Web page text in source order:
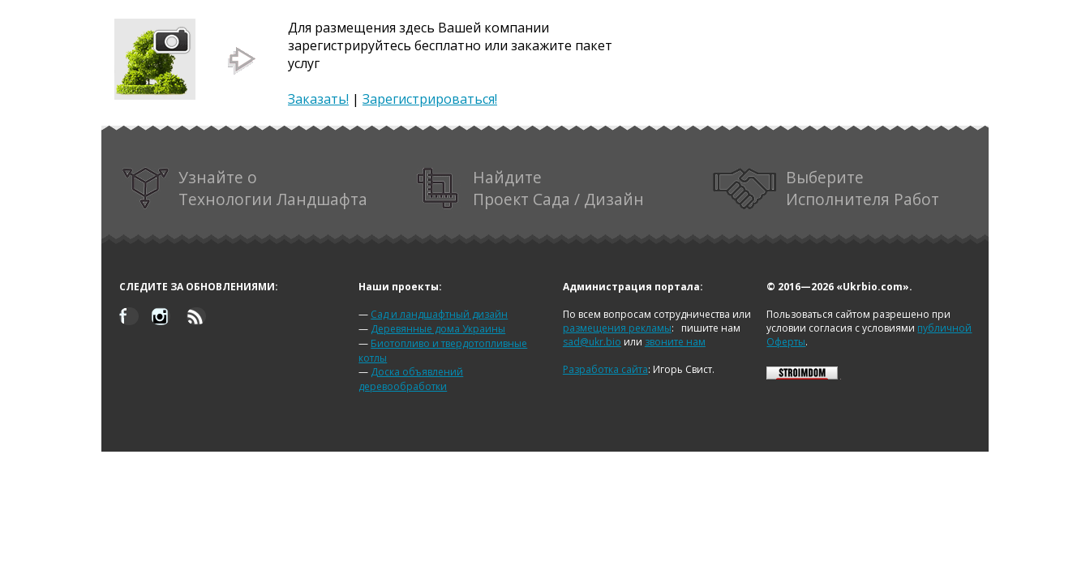
Для размещения здесь Вашей компании
зарегистрируйтесь бесплатно или закажите пакет
услуг
Заказать! | Зарегистрироваться!
Узнайте о
Технологии Ландшафта
Найдите
Проект Сада / Дизайн
Выберите
Исполнителя Работ
СЛЕДИТЕ ЗА ОБНОВЛЕНИЯМИ:
Наши проекты:
— Сад и ландшафтный дизайн
— Деревянные дома Украины
— Биотопливо и твердотопливные
котлы
— Доска объявлений
деревообработки
Администрация портала:
По всем вопросам сотрудничества или
размещения рекламы:
пишите нам
sad@ukr.bio или звоните нам
Разработка сайта: Игорь Свист.
© 2016—2026 «Ukrbio.com».
Пользоваться сайтом разрешено при
условии согласия с условиями публичной
Оферты.